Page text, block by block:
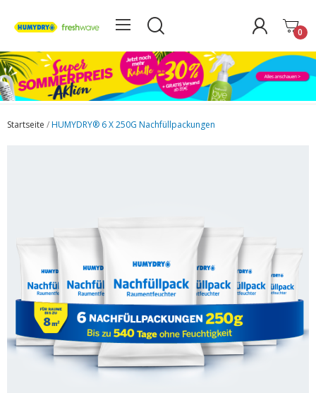
0
Startseite HUMYDRY® 6 X 250G Nachfüllpackungen